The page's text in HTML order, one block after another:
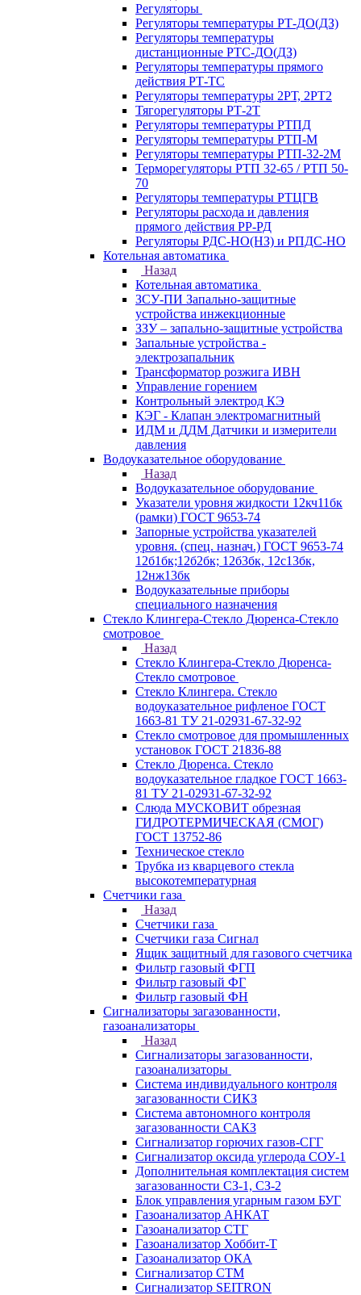
Регуляторы
Регуляторы температуры РТ-ДО(ДЗ)
Регуляторы температуры
дистанционные РТС-ДО(ДЗ)
Регуляторы температуры прямого
действия РТ-ТС
Регуляторы температуры 2РТ, 2РT2
Тягорегуляторы РТ-2Т
Регуляторы температуры РТПД
Регуляторы температуры РТП-M
Регуляторы температуры РТП-32-2М
Терморегуляторы РТП 32-65 / РТП 50-
70
Регуляторы температуры РТЦГВ
Регуляторы расхода и давления
прямого действия РР-РД
Регуляторы РДС-НО(НЗ) и РПДС-НО
Котельная автоматика
Назад
Котельная автоматика
ЗСУ-ПИ Запально-защитные
устройства инжекционные
ЗЗУ – запально-защитные устройства
Запальные устройства -
электрозапальник
Трансформатор розжига ИВН
Управление горением
Контрольный электрод КЭ
КЭГ - Клапан электромагнитный
ИДМ и ДДМ Датчики и измерители
давления
Водоуказательное оборудование
Назад
Водоуказательное оборудование
Указатели уровня жидкости 12кч11бк
(рамки) ГОСТ 9653-74
Запорные устройства указателей
уровня. (спец. назнач.) ГОСТ 9653-74
12б1бк;12б2бк; 12б3бк, 12с13бк,
12нж13бк
Водоуказательные приборы
специального назначения
Стекло Клингера-Стекло Дюренса-Стекло
смотровое
Назад
Стекло Клингера-Стекло Дюренса-
Стекло смотровое
Стекло Клингера. Стекло
водоуказательное рифленое ГОСТ
1663-81 ТУ 21-02931-67-32-92
Стекло смотровое для промышленных
установок ГОСТ 21836-88
Стекло Дюренса. Стекло
водоуказательное гладкое ГОСТ 1663-
81 ТУ 21-02931-67-32-92
Слюда МУСКОВИТ обрезная
ГИДРОТЕРМИЧЕСКАЯ (СМОГ)
ГОСТ 13752-86
Техническое стекло
Трубка из кварцевого стекла
высокотемпературная
Счетчики газа
Назад
Счетчики газа
Счетчики газа Сигнал
Ящик защитный для газового счетчика
Фильтр газовый ФГП
Фильтр газовый ФГ
Фильтр газовый ФН
Сигнализаторы загазованности,
газоанализаторы
Назад
Сигнализаторы загазованности,
газоанализаторы
Система индивидуального контроля
загазованности СИКЗ
Система автономного контроля
загазованности САКЗ
Сигнализатор горючих газов-СГГ
Сигнализатор оксида углерода СОУ-1
Дополнительная комплектация систем
загазованности СЗ-1, СЗ-2
Блок управления угарным газом БУГ
Газоанализатор АНКАТ
Газоанализатор СТГ
Газоанализатор Хоббит-Т
Газоанализатор ОКА
Сигнализатор СТМ
Сигнализатор SEITRON